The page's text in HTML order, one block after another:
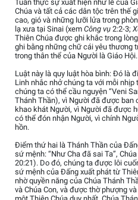
Tuần thực sự xuất hiện như lễ của
Chúa và tất cả các dân tộc trên thế
cao, gió và những lưỡi lửa trong
lạ xưa tại Sinai (xem Công vụ 2:2-3;
Thiên Chúa được ghi khắc trong
ghi bằng những chữ cái yêu thương
trong thân thể của Người là Giáo Hội.
Luật này là quy luật hòa bình: Đó là
Linh nhắc nhở chúng ta với mỗi nhịp
chúng ta có thể cầu nguyện “Veni
Thánh Thần), vì Người đã được ban
khao khát Người, vì Người đã được
có thể đón nhận Người, vì chính
hồn.
Điểm thứ hai là Thánh Thần của
sứ mệnh: “Như Cha đã sai Ta”,
20:21). Do đó, chúng ta được lôi
sứ mệnh của Đấng xuất phát từ
nhờ quyền năng của Chúa Thánh
và Chúa Con, và được thờ phượng